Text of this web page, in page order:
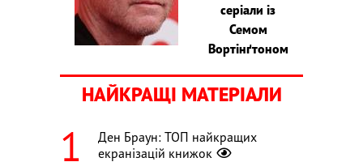
серіали із
Семом
Вортінґтоном
НАЙКРАЩІ МАТЕРІАЛИ
Ден Браун: ТОП найкращих
екранізацій книжок